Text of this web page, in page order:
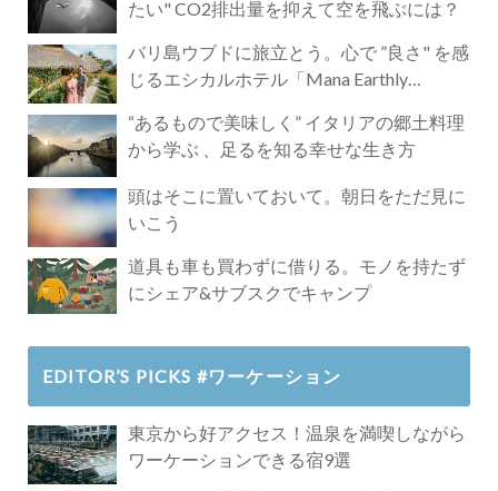
たい" CO2排出量を抑えて空を飛ぶには？
バリ島ウブドに旅立とう。心で ”良さ" を感
じるエシカルホテル「Mana Earthly
“あるもので美味しく” イタリアの郷土料理
から学ぶ 、足るを知る幸せな生き方
頭はそこに置いておいて。朝日をただ見に
いこう
道具も車も買わずに借りる。モノを持たず
にシェア&サブスクでキャンプ
EDITOR’S PICKS #ワーケーション
東京から好アクセス！温泉を満喫しながら
ワーケーションできる宿9選